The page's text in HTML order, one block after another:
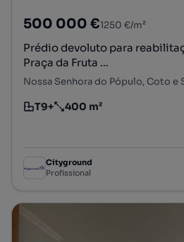
500 000 €1250 €/m²
Prédio devoluto para
Praça da Fruta ...
Tipologia
T9+
Preço por metro quadrado
400 m²
Cityground
Profissional